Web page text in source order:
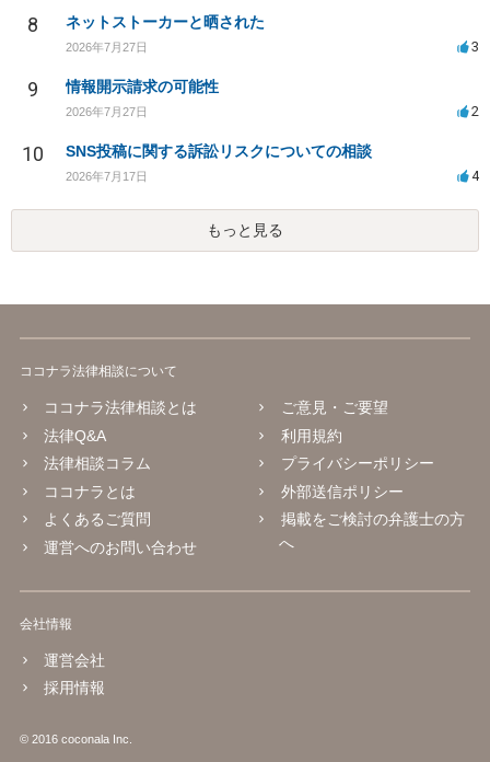
8 ネットストーカーと晒された
2026年7月27日 3
9 情報開示請求の可能性
2026年7月27日 2
10 SNS投稿に関する訴訟リスクについての相談
2026年7月17日 4
もっと見る
ココナラ法律相談について
ココナラ法律相談とは
法律Q&A
法律相談コラム
ココナラとは
よくあるご質問
運営へのお問い合わせ
ご意見・ご要望
利用規約
プライバシーポリシー
外部送信ポリシー
掲載をご検討の弁護士の方
へ
会社情報
運営会社
採用情報
© 2016 coconala Inc.